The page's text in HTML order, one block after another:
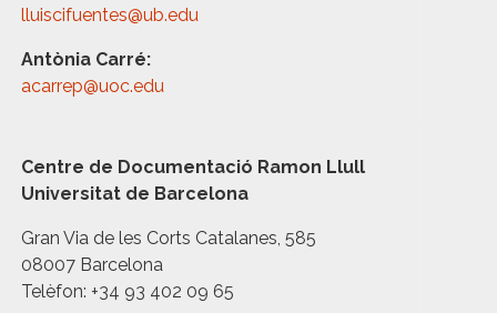
lluiscifuentes@ub.edu
Antònia Carré:
acarrep@uoc.edu
Centre de Documentació Ramon Llull
Universitat de Barcelona
Gran Via de les Corts Catalanes, 585
08007 Barcelona
Telèfon: +34 93 402 09 65